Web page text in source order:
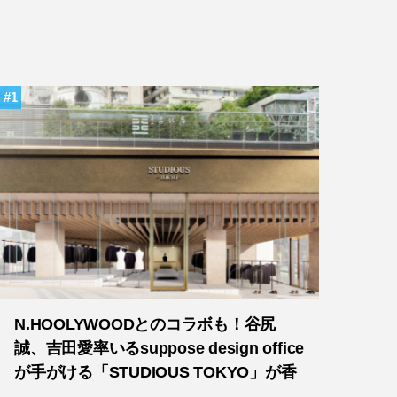
1
N.HOOLYWOODとのコラボも！谷尻
誠、吉田愛率いるsuppose design office
が手がける「STUDIOUS TOKYO」が香